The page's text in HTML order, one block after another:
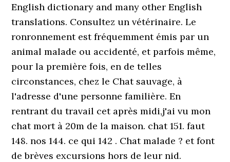
English dictionary and many other English
translations. Consultez un vétérinaire. Le
ronronnement est fréquemment émis par un
animal malade ou accidenté, et parfois même,
pour la première fois, en de telles
circonstances, chez le Chat sauvage, à
l'adresse d'une personne familière. En
rentrant du travail cet après midi,j'ai vu mon
chat mort à 20m de la maison. chat 151. faut
148. nos 144. ce qui 142 . Chat malade ? et font
de brèves excursions hors de leur nid.